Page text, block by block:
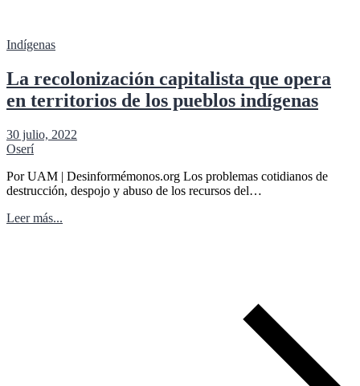
Indígenas
La recolonización capitalista que opera
en territorios de los pueblos indígenas
30 julio, 2022
Oserí
Por UAM | Desinformémonos.org Los problemas cotidianos de
destrucción, despojo y abuso de los recursos del…
Leer más...